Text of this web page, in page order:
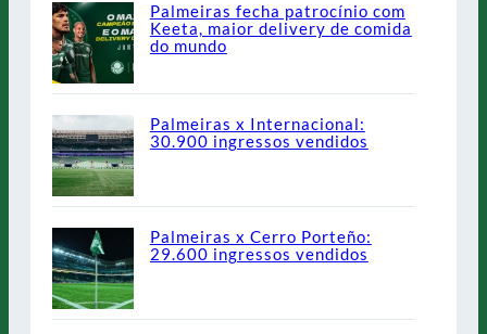
Palmeiras fecha patrocínio com
Keeta, maior delivery de comida
do mundo
Palmeiras x Internacional:
30.900 ingressos vendidos
Palmeiras x Cerro Porteño:
29.600 ingressos vendidos